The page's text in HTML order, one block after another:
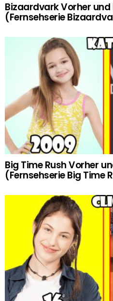
Bizaardvark Vorher und
(Fernsehserie
Big Time Rush Vorher
(Fernsehserie Big Time